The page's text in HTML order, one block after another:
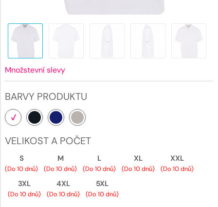
Množstevní slevy
BARVY PRODUKTU
VELIKOST A POČET
S
(Do 10 dnů)
M
(Do 10 dnů)
L
(Do 10 dnů)
XL
(Do 10 dnů)
XXL
(Do 10 dnů)
3XL
(Do 10 dnů)
4XL
(Do 10 dnů)
5XL
(Do 10 dnů)